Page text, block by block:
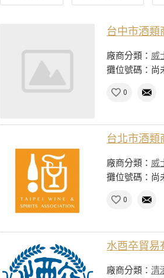
台中市酒類
廠商分類： 威
攤位號碼：尚
0
台北市酒類
廠商分類： 威
攤位號碼：尚
0
水酉卒貿易
廠商分類：清